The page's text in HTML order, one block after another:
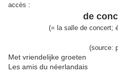
accès :
de
(= la salle de concert;
(source:
Met vriendelijke groeten
Les amis du néerlandais